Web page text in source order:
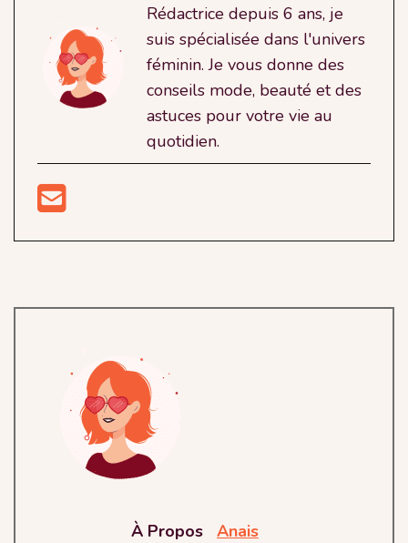
Rédactrice depuis 6 ans, je
suis spécialisée dans l'univers
féminin. Je vous donne des
conseils mode, beauté et des
astuces pour votre vie au
quotidien.
À Propos Anais